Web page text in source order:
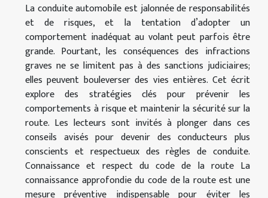
La conduite automobile est jalonnée de responsabilités
et de risques, et la tentation d’adopter un
comportement inadéquat au volant peut parfois être
grande. Pourtant, les conséquences des infractions
graves ne se limitent pas à des sanctions judiciaires;
elles peuvent bouleverser des vies entières. Cet écrit
explore des stratégies clés pour prévenir les
comportements à risque et maintenir la sécurité sur la
route. Les lecteurs sont invités à plonger dans ces
conseils avisés pour devenir des conducteurs plus
conscients et respectueux des règles de conduite.
Connaissance et respect du code de la route La
connaissance approfondie du code de la route est une